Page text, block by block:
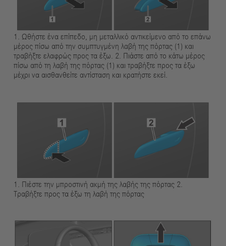
1. Ωθήστε ένα επίπεδο, μη μεταλλικό αντικείμενο από το επάνω
μέρος πίσω από την συμπτυγμένη λαβή της πόρτας (1) και
τραβήξτε ελαφρώς προς τα έξω. 2. Πιάστε από το κάτω μέρος
πίσω από τη λαβή της πόρτας (1) και τραβήξτε προς τα έξω
μέχρι να αισθανθείτε αντίσταση και κρατήστε εκεί.
1. Πιέστε την μπροστινή ακμή της λαβής της πόρτας 2.
Τραβήξτε προς τα έξω τη λαβή της πόρτας